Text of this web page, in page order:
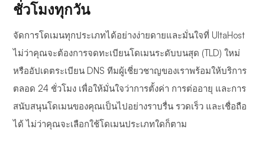
ชั่วโมงทุกวัน
จัดการโดเมนทุกประเภทได้อย่างง่ายดายและมั่นใจที่ UltaHost
ไม่ว่าคุณจะต้องการจดทะเบียนโดเมนระดับบนสุด (TLD) ใหม่
หรืออัปเดตระเบียน DNS ทีมผู้เชี่ยวชาญของเราพร้อมให้บริการ
ตลอด 24 ชั่วโมง เพื่อให้มั่นใจว่าการตั้งค่า การต่ออายุ และการ
สนับสนุนโดเมนของคุณเป็นไปอย่างราบรื่น รวดเร็ว และเชื่อถือ
ได้ ไม่ว่าคุณจะเลือกใช้โดเมนประเภทใดก็ตาม